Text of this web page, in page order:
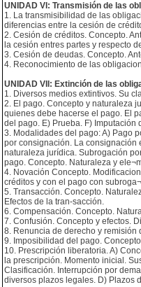
UNIDAD VI: Transmisión de las
1. La transmisibilidad de las
diferencias entre la cesión de
2. Cesión de créditos. Concepto.
la cesión entres partes y respecto
3. Cesión de deudas. Concepto.
4. Reconocimiento de las
UNIDAD VII: Extinción de las
1. Diversos medios extintivos. Su
2. El pago. Concepto y naturaleza
quienes debe hacerse el pago. El
del pago. E) Prueba. F)
3. Modalidades del pago: A) Pago
por consignación. La consignación
naturaleza jurídica. Subrogación
pago. Concepto. Naturaleza y
4. Novación Concepto.
créditos y con el pago con
5. Transacción. Concepto.
Efectos de la tran-sacción.
6. Compensación. Concepto.
7. Confusión. Concepto y efectos.
8. Renuncia de derecho y remisión
9. Imposibilidad del pago.
10. Prescripción liberatoria. A)
la prescripción. Momento inicial.
Clasificación. Interrupción por
diversos plazos legales. D) Plazos